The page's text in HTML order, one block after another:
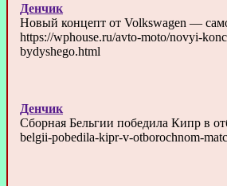
Денчик
Новый концепт от Volkswagen —
https://wphouse.ru/avto-moto/novyi-
bydyshego.html
Денчик
Сборная Бельгии победила Кипр в
belgii-pobedila-kipr-v-otborochnom-